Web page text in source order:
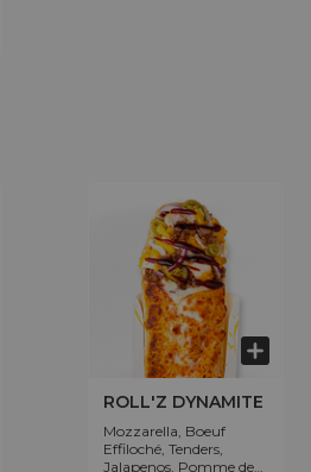
ROLL'Z DYNAMITE
Mozzarella, Boeuf
Effiloché, Tenders,
Jalapenos, Pomme de